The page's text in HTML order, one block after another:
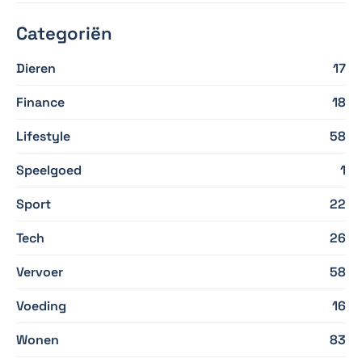
Categoriën
Dieren
17
Finance
18
Lifestyle
58
Speelgoed
1
Sport
22
Tech
26
Vervoer
58
Voeding
16
Wonen
83